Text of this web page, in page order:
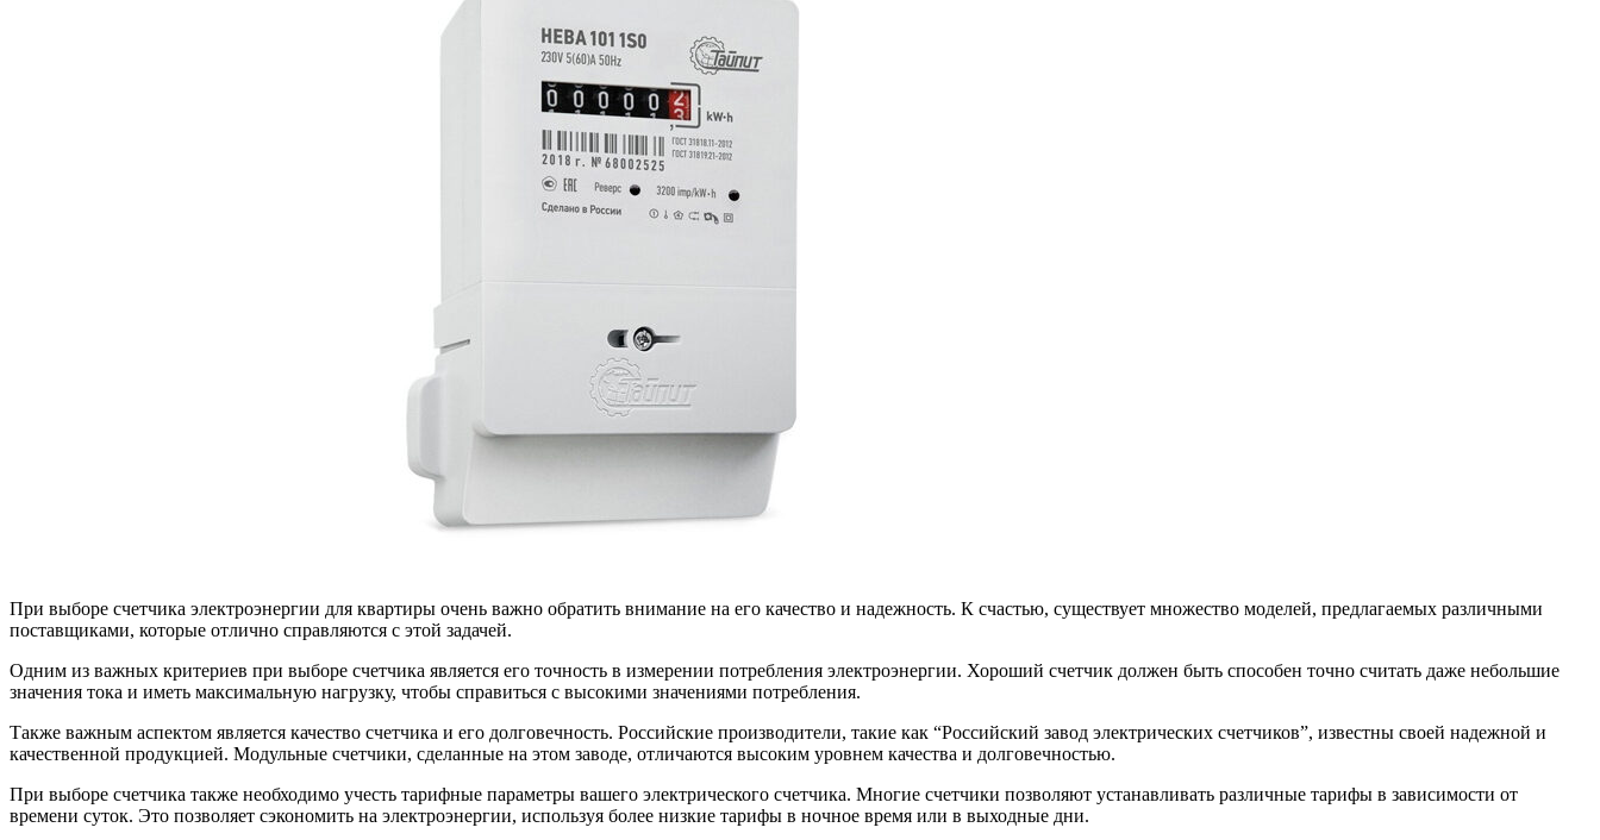
При выборе счетчика электроэнергии для квартиры очень важно обратить внимание на его качество и надежность. К счастью, существует множество моделей, предлагаемых различными
поставщиками, которые отлично справляются с этой задачей.
Одним из важных критериев при выборе счетчика является его точность в измерении потребления электроэнергии. Хороший счетчик должен быть способен точно считать даже небольшие
значения тока и иметь максимальную нагрузку, чтобы справиться с высокими значениями потребления.
Также важным аспектом является качество счетчика и его долговечность. Российские производители, такие как “Российский завод электрических счетчиков”, известны своей надежной и
качественной продукцией. Модульные счетчики, сделанные на этом заводе, отличаются высоким уровнем качества и долговечностью.
При выборе счетчика также необходимо учесть тарифные параметры вашего электрического счетчика. Многие счетчики позволяют устанавливать различные тарифы в зависимости от
времени суток. Это позволяет сэкономить на электроэнергии, используя более низкие тарифы в ночное время или в выходные дни.